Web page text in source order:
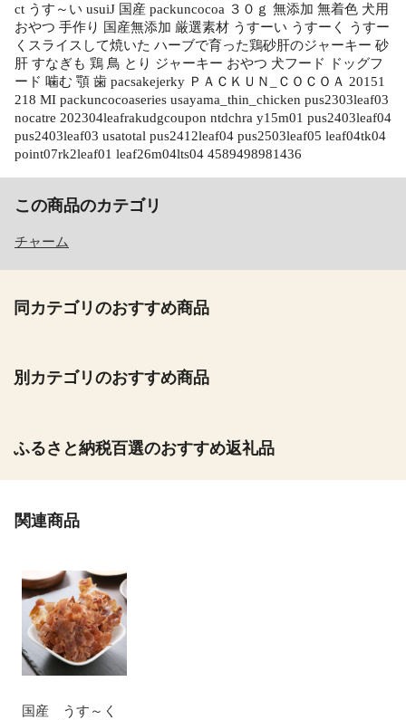
ct うす～い usuiJ 国産 packuncocoa ３０ｇ 無添加 無着色 犬用
おやつ 手作り 国産無添加 厳選素材 うすーい うすーく うすー
くスライスして焼いた ハーブで育った鶏砂肝のジャーキー 砂
肝 すなぎも 鶏 鳥 とり ジャーキー おやつ 犬フード ドッグフ
ード 噛む 顎 歯 pacsakejerky ＰＡＣＫＵＮ_ＣＯＣＯＡ 20151
218 MI packuncocoaseries usayama_thin_chicken pus2303leaf03
nocatre 202304leafrakudgcoupon ntdchra y15m01 pus2403leaf04
pus2403leaf03 usatotal pus2412leaf04 pus2503leaf05 leaf04tk04
point07rk2leaf01 leaf26m04lts04 4589498981436
この商品のカテゴリ
チャーム
同カテゴリのおすすめ商品
別カテゴリのおすすめ商品
ふるさと納税百選のおすすめ返礼品
関連商品
国産 うす～く